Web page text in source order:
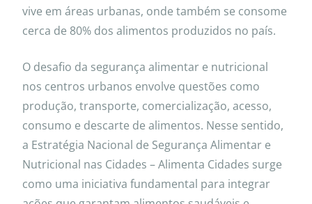
vive em áreas urbanas, onde também se consome
cerca de 80% dos alimentos produzidos no país.
O desafio da segurança alimentar e nutricional
nos centros urbanos envolve questões como
produção, transporte, comercialização, acesso,
consumo e descarte de alimentos. Nesse sentido,
a Estratégia Nacional de Segurança Alimentar e
Nutricional nas Cidades – Alimenta Cidades surge
como uma iniciativa fundamental para integrar